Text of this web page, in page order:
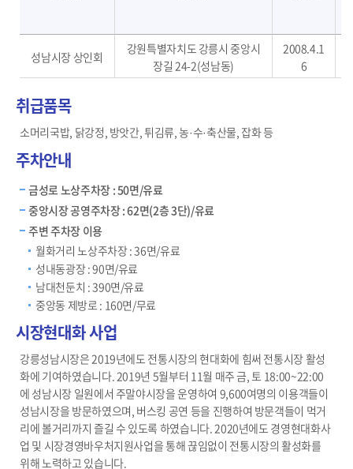
성남시장 상인회
강원특별자치도 강릉시 중앙시
장길 24-2(성남동)
2008.4.1
6
취급품목
소머리국밥, 닭강정, 방앗간, 튀김류, 농·수·축산물, 잡화 등
주차안내
금성로 노상주차장 : 50면/유료
중앙시장 공영주차장 : 62면(2층 3단)/유료
주변 주차장 이용
월화거리 노상주차장 : 36면/유료
성내동광장 : 90면/유료
남대천둔치 : 390면/유료
중앙동 제방로 : 160면/무료
시장현대화 사업
강릉성남시장은 2019년에도 전통시장의 현대화에 힘써 전통시장 활성
화에 기여하였습니다. 2019년 5월부터 11월 매주 금, 토 18:00~22:00
에 성남시장 일원에서 주말야시장을 운영하여 9,600여명의 이용객들이
성남시장을 방문하였으며, 버스킹 공연 등을 진행하여 방문객들이 먹거
리에 볼거리까지 즐길 수 있도록 하였습니다. 2020년에도 경영현대화사
업 및 시장경영바우처지원사업을 통해 끊임없이 전통시장의 활성화를
위해 노력하고 있습니다.